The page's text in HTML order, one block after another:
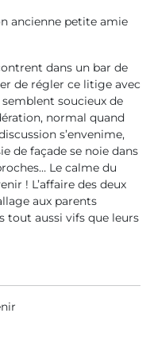
ancienne petite amie
dans un bar de
de régler ce litige avec
soucieux de
normal quand
s’envenime,
de façade se noie dans
Le calme du
! L’affaire des deux
aux parents
tout aussi vifs que leurs